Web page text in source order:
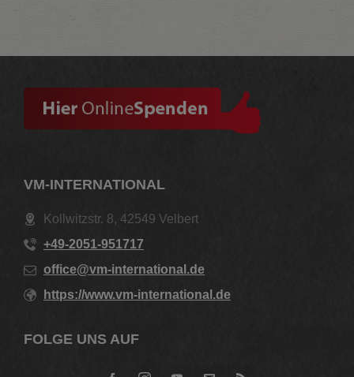
VM-INTERNATIONAL
Kollwitzstr. 8, 42549 Velbert
+49-2051-951717
office@vm-international.de
https://www.vm-international.de
FOLGE UNS AUF